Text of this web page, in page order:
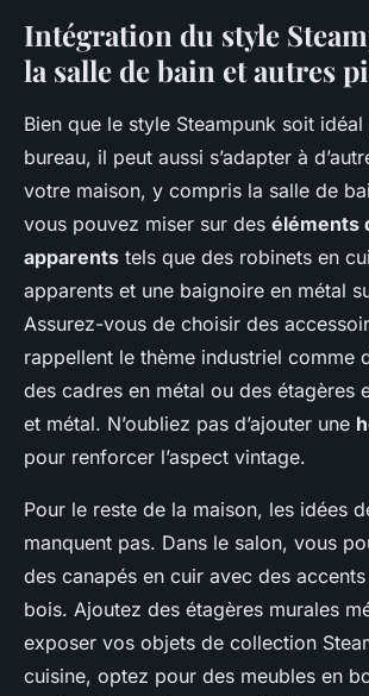
Intégration du style
la salle de bain et autres
Bien que le style Steampunk soit
bureau, il peut aussi s’adapter à
votre maison, y compris la salle de
vous pouvez miser sur des éléments
apparents tels que des robinets en
apparents et une baignoire en métal
Assurez-vous de choisir des
rappellent le thème industriel comme
des cadres en métal ou des étagères
et métal. N’oubliez pas d’ajouter une
pour renforcer l’aspect vintage.
Pour le reste de la maison, les idées
manquent pas. Dans le salon, vous
des canapés en cuir avec des
bois. Ajoutez des étagères murales
exposer vos objets de collection
cuisine, optez pour des meubles en